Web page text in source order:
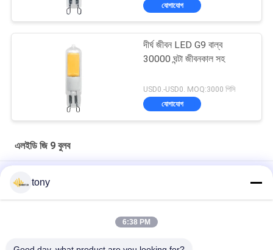
যোগাযোগ
দীর্ঘ জীবন LED G9 বাল্ব
30000 ঘন্টা জীবনকাল সহ
USD0.-USD0. MOQ:3000 পিসি
যোগাযোগ
এলইডি জি 9 বুলব
জি 9 বুলব B
3000 কে 130 এলএম / ডব্লু 2.5 ডব্লু 12 ভি জি 9 এলইডি ক্যাপসুলের ডিম্মেবল বাল্ব
tony
6:38 PM